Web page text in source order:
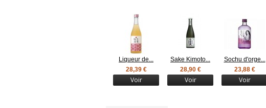
Liqueur de...
28,39 €
Voir
Sake Kimoto...
28,90 €
Voir
Sochu d'orge...
23,88 €
Voir